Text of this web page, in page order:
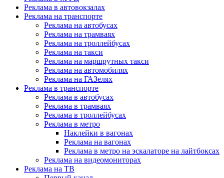
Реклама в автовокзалах
Реклама на транспорте
Реклама на автобусах
Реклама на трамваях
Реклама на троллейбусах
Реклама на такси
Реклама на маршрутных такси
Реклама на автомобилях
Реклама на ГАЗелях
Реклама в транспорте
Реклама в автобусах
Реклама в трамваях
Реклама в троллейбусах
Реклама в метро
Наклейки в вагонах
Реклама на вагонах
Реклама в метро на эскалаторе на лайтбоксах
Реклама на видеомониторах
Реклама на ТВ